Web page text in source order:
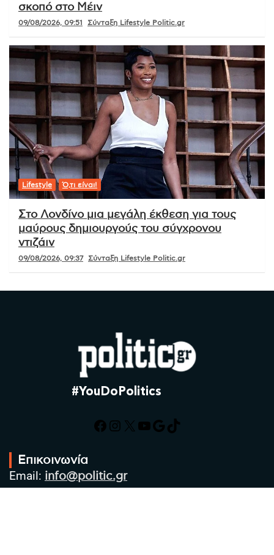
σκοπό στο Μέιν
09/08/2026, 09:51 Σύνταξη Lifestyle Politic.gr
Lifestyle Ό,τι είναι!
Στο Λονδίνο μια μεγάλη έκθεση για τους
μαύρους δημιουργούς του σύγχρονου
ντιζάιν
09/08/2026, 09:37 Σύνταξη Lifestyle Politic.gr
#YouDoPolitics
Facebook
Instagram
X YouTube
Google
TikTok
Επικοινωνία
Email: info@politic.gr
Τηλ: